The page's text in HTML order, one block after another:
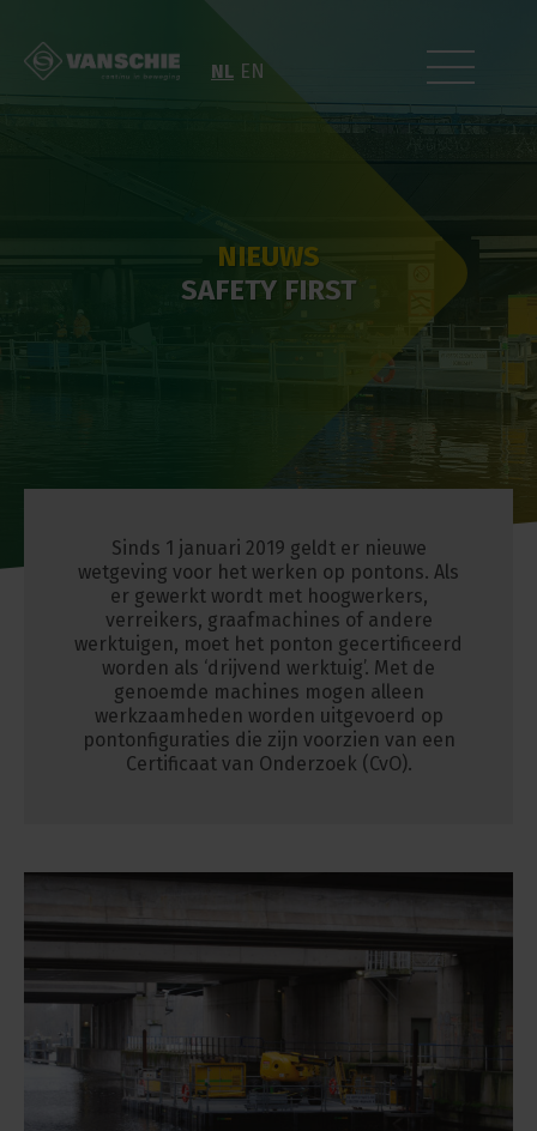
NL EN
NIEUWS
SAFETY FIRST
Sinds 1 januari 2019 geldt er nieuwe
wetgeving voor het werken op pontons. Als
er gewerkt wordt met hoogwerkers,
verreikers, graafmachines of andere
werktuigen, moet het ponton gecertificeerd
worden als ‘drijvend werktuig’. Met de
genoemde machines mogen alleen
werkzaamheden worden uitgevoerd op
pontonfiguraties die zijn voorzien van een
Certificaat van Onderzoek (CvO).